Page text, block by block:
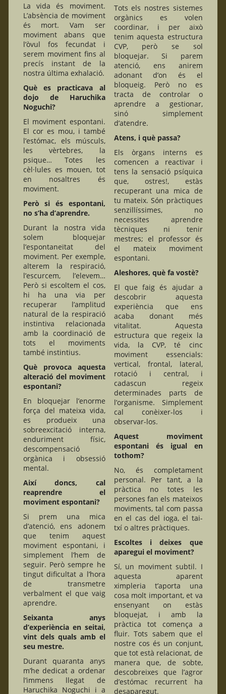
La vida és moviment.
L’absència de moviment
és mort. Vam ser
moviment abans que
l’òvul fos fecundat i
serem moviment fins al
precís instant de la
nostra última exhalació.
Què es practicava al
dojo de Haruchika
Noguchi?
El moviment espontani.
El cor es mou, i també
l’estómac, els músculs,
les vèrtebres, la
psique… Totes les
cèl·lules es mouen, tot
en nosaltres és
moviment.
Però si és espontani,
no s’ha d’aprendre.
Durant la nostra vida
solem bloquejar
l’espontaneïtat del
moviment. Per exemple,
alterem la respiració,
l’escurcem, l’elevem…
Però si escoltem el cos,
hi ha una via per
recuperar l’amplitud
natural de la respiració
instintiva relacionada
amb la coordinació de
tots el moviments
també instintius.
Què provoca aquesta
alteració del moviment
espontani?
En bloquejar l’enorme
força del mateixa vida,
es produeix una
sobreexcitació interna,
enduriment físic,
descompensació
orgànica i obsessió
mental.
Així doncs, cal
reaprendre el
moviment espontani?
Si prem una mica
d’atenció, ens adonem
que tenim aquest
moviment espontani, i
simplement l’hem de
seguir. Però sempre he
tingut dificultat a l’hora
de transmetre
verbalment el que vaig
aprendre.
Seixanta anys
d’experiència en seitai,
vint dels quals amb el
seu mestre.
Durant quaranta anys
m’he dedicat a ordenar
l’immens llegat de
Haruchika Noguchi i a
Tots els nostres sistemes
orgànics es volen
coordinar, i per això
tenim aquesta estructura
CVP, però se sol
bloquejar. Si parem
atenció, ens anirem
adonant d’on és el
bloqueig. Però no es
tracta de controlar o
aprendre a gestionar,
sinó simplement
d’atendre.
Atens, i què passa?
Els òrgans interns es
comencen a reactivar i
tens la sensació psíquica
que, ostres!, estàs
recuperant una mica de
tu mateix. Són pràctiques
senzillíssimes, no
necessites aprendre
tècniques ni tenir
mestres; el professor és
el mateix moviment
espontani.
Aleshores, què fa vostè?
El que faig és ajudar a
descobrir aquesta
experiència que ens
acaba donant més
vitalitat. Aquesta
estructura que regeix la
vida, la CVP, té cinc
moviment essencials:
vertical, frontal, lateral,
rotació i central, i
cadascun regeix
determinades parts de
l’organisme. Simplement
cal conèixer-los i
observar-los.
Aquest moviment
espontani és igual en
tothom?
No, és completament
personal. Per tant, a la
pràctica no totes les
persones fan els mateixos
moviments, tal com passa
en el cas del ioga, el tai-
txí o altres pràctiques.
Escoltes i deixes que
aparegui el moviment?
Sí, un moviment subtil. I
aquesta aparent
ximpleria t’aporta una
cosa molt important, et va
ensenyant on estàs
bloquejat, i amb la
pràctica tot comença a
fluir. Tots sabem que el
nostre cos és un conjunt,
que tot està relacionat, de
manera que, de sobte,
descobreixes que l’agror
d’estómac recurrent ha
desaparegut.